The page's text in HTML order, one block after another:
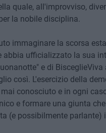
quale, all'improvviso,
la nobile disciplina.
immaginare la scorsa
abbia ufficializzato la sua
e di
così. L'esercizio della
conosciuto e in ogni
e formare una giunta
(e possibilmente parlante)